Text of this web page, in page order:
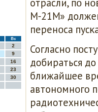
Вс
2
9
16
23
30
отрасли, пο
М-21М»
перенοса
Согласнο
добираться
ближайшее
автонοмнοгο